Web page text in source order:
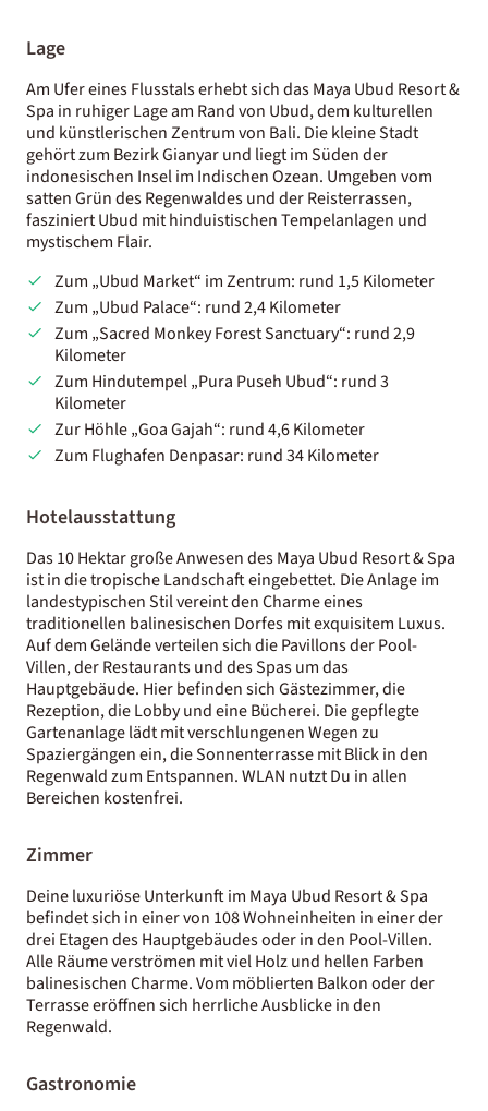
Lage
Am Ufer eines Flusstals erhebt sich das Maya Ubud Resort &
Spa in ruhiger Lage am Rand von Ubud, dem kulturellen
und künstlerischen Zentrum von Bali. Die kleine Stadt
gehört zum Bezirk Gianyar und liegt im Süden der
indonesischen Insel im Indischen Ozean. Umgeben vom
satten Grün des Regenwaldes und der Reisterrassen,
fasziniert Ubud mit hinduistischen Tempelanlagen und
mystischem Flair.
Zum „Ubud Market“ im Zentrum: rund 1,5 Kilometer
Zum „Ubud Palace“: rund 2,4 Kilometer
Zum „Sacred Monkey Forest Sanctuary“: rund 2,9
Kilometer
Zum Hindutempel „Pura Puseh Ubud“: rund 3
Kilometer
Zur Höhle „Goa Gajah“: rund 4,6 Kilometer
Zum Flughafen Denpasar: rund 34 Kilometer
Hotelausstattung
Das 10 Hektar große Anwesen des Maya Ubud Resort & Spa
ist in die tropische Landschaft eingebettet. Die Anlage im
landestypischen Stil vereint den Charme eines
traditionellen balinesischen Dorfes mit exquisitem Luxus.
Auf dem Gelände verteilen sich die Pavillons der Pool-
Villen, der Restaurants und des Spas um das
Hauptgebäude. Hier befinden sich Gästezimmer, die
Rezeption, die Lobby und eine Bücherei. Die gepflegte
Gartenanlage lädt mit verschlungenen Wegen zu
Spaziergängen ein, die Sonnenterrasse mit Blick in den
Regenwald zum Entspannen. WLAN nutzt Du in allen
Bereichen kostenfrei.
Zimmer
Deine luxuriöse Unterkunft im Maya Ubud Resort & Spa
befindet sich in einer von 108 Wohneinheiten in einer der
drei Etagen des Hauptgebäudes oder in den Pool-Villen.
Alle Räume verströmen mit viel Holz und hellen Farben
balinesischen Charme. Vom möblierten Balkon oder der
Terrasse eröffnen sich herrliche Ausblicke in den
Regenwald.
Gastronomie